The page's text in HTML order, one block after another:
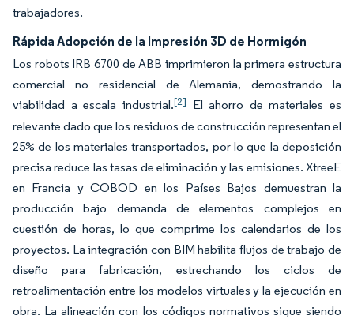
trabajadores.
Rápida Adopción de la Impresión 3D de Hormigón
Los robots IRB 6700 de ABB imprimieron la primera estructura
comercial no residencial de Alemania, demostrando la
viabilidad a escala industrial.[2] El ahorro de materiales es
relevante dado que los residuos de construcción representan el
25% de los materiales transportados, por lo que la deposición
precisa reduce las tasas de eliminación y las emisiones. XtreeE
en Francia y COBOD en los Países Bajos demuestran la
producción bajo demanda de elementos complejos en
cuestión de horas, lo que comprime los calendarios de los
proyectos. La integración con BIM habilita flujos de trabajo de
diseño para fabricación, estrechando los ciclos de
retroalimentación entre los modelos virtuales y la ejecución en
obra. La alineación con los códigos normativos sigue siendo